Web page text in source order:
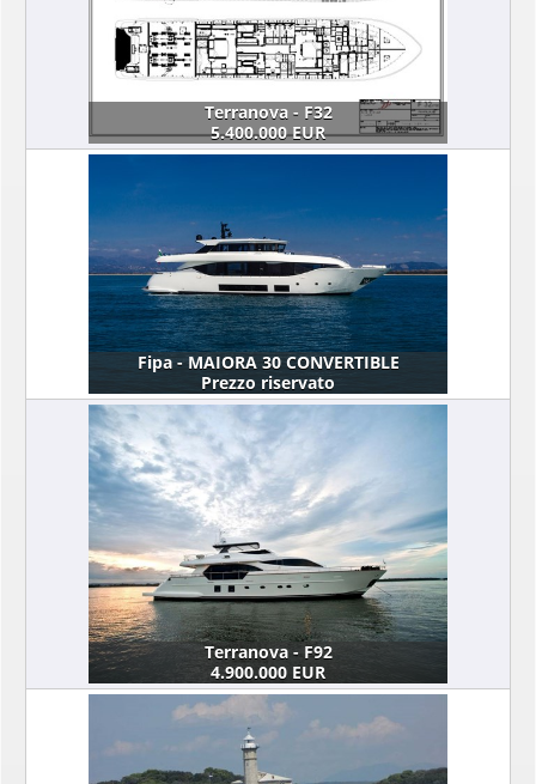
Terranova - F32
5.400.000 EUR
Fipa - MAIORA 30 CONVERTIBLE
Prezzo riservato
Terranova - F92
4.900.000 EUR